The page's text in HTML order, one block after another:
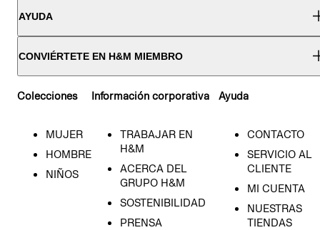
AYUDA
CONVIÉRTETE EN H&M MIEMBRO
Colecciones
MUJER
HOMBRE
NIÑOS
Información corporativa
TRABAJAR EN
H&M
ACERCA DEL
GRUPO H&M
SOSTENIBILIDAD
PRENSA
Ayuda
CONTACTO
SERVICIO AL
CLIENTE
MI CUENTA
NUESTRAS
TIENDAS